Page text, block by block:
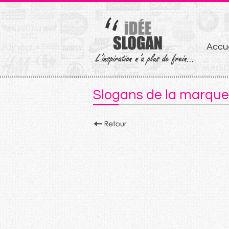
Aller
au
Slogans de la